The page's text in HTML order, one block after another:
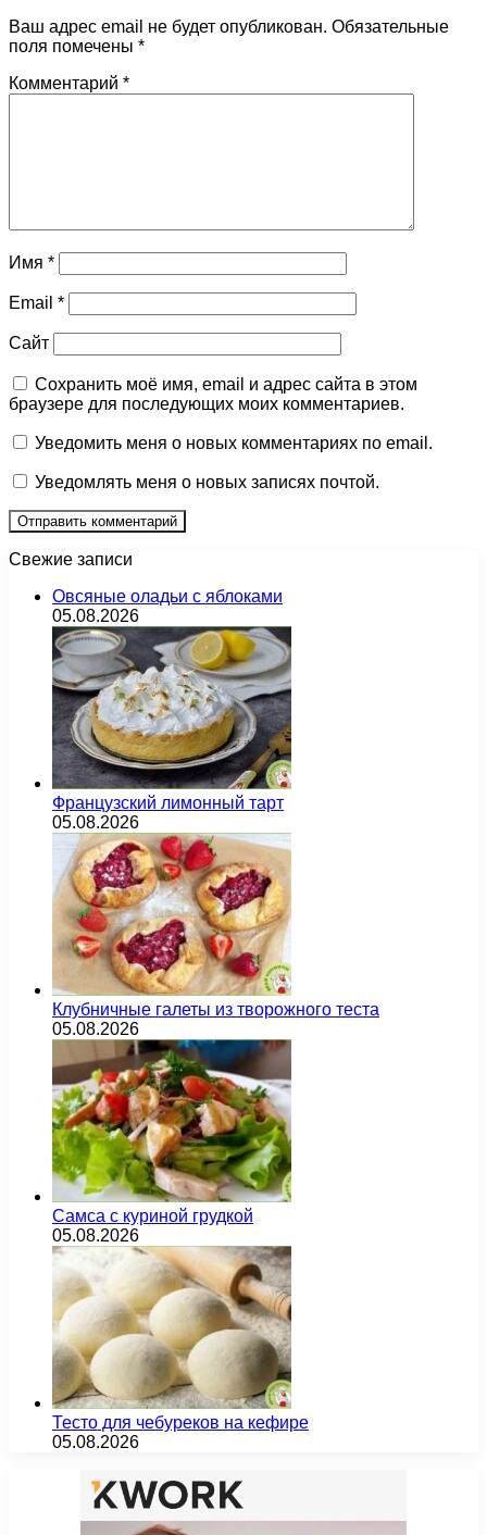
Ваш адрес email не будет опубликован. Обязательные
поля помечены *
Комментарий *
Имя *
Email *
Сайт
Сохранить моё имя, email и адрес сайта в этом
браузере для последующих моих комментариев.
Уведомить меня о новых комментариях по email.
Уведомлять меня о новых записях почтой.
Свежие записи
Овсяные оладьи с яблоками
05.08.2026
Французский лимонный тарт
05.08.2026
Клубничные галеты из творожного теста
05.08.2026
Самса с куриной грудкой
05.08.2026
Тесто для чебуреков на кефире
05.08.2026